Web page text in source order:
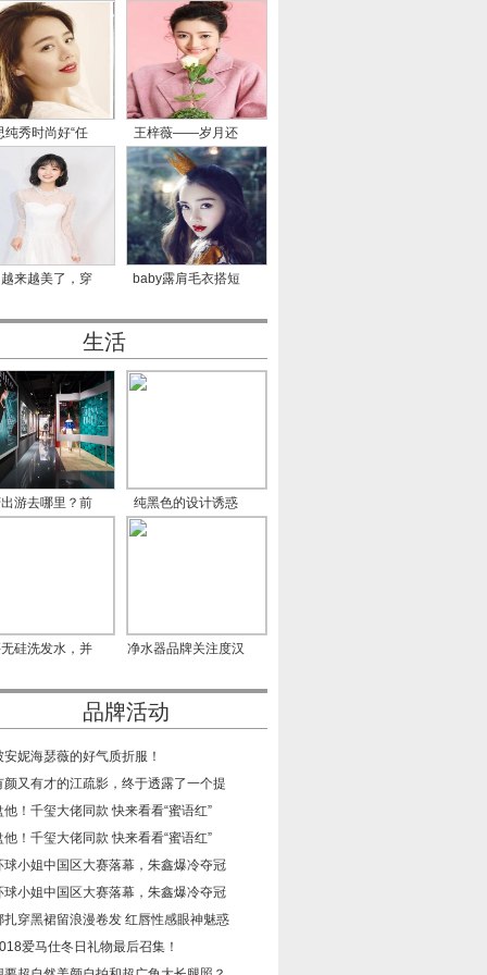
纯秀时尚好“任
性”
王梓薇——岁月还
长，不
来越美了，穿
baby露肩毛衣搭短
生活
游去哪里？前
纯黑色的设计诱惑
硅洗发水，并
净水器品牌关注度汉
品牌活动
安妮海瑟薇的好气质折服！
颜又有才的江疏影，终于透露了一个提
他！千玺大佬同款 快来看看“蜜语红”
他！千玺大佬同款 快来看看“蜜语红”
球小姐中国区大赛落幕，朱鑫爆冷夺冠
球小姐中国区大赛落幕，朱鑫爆冷夺冠
扎穿黑裙留浪漫卷发 红唇性感眼神魅惑
爱马仕冬日礼物最后召集！